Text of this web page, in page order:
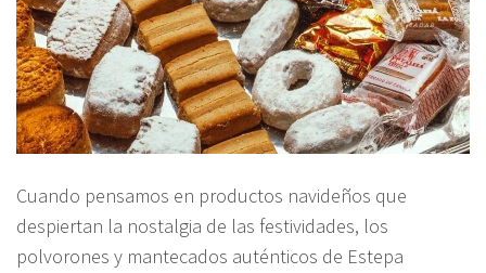
Cuando pensamos en productos navideños que
despiertan la nostalgia de las festividades, los
polvorones y mantecados auténticos de Estepa